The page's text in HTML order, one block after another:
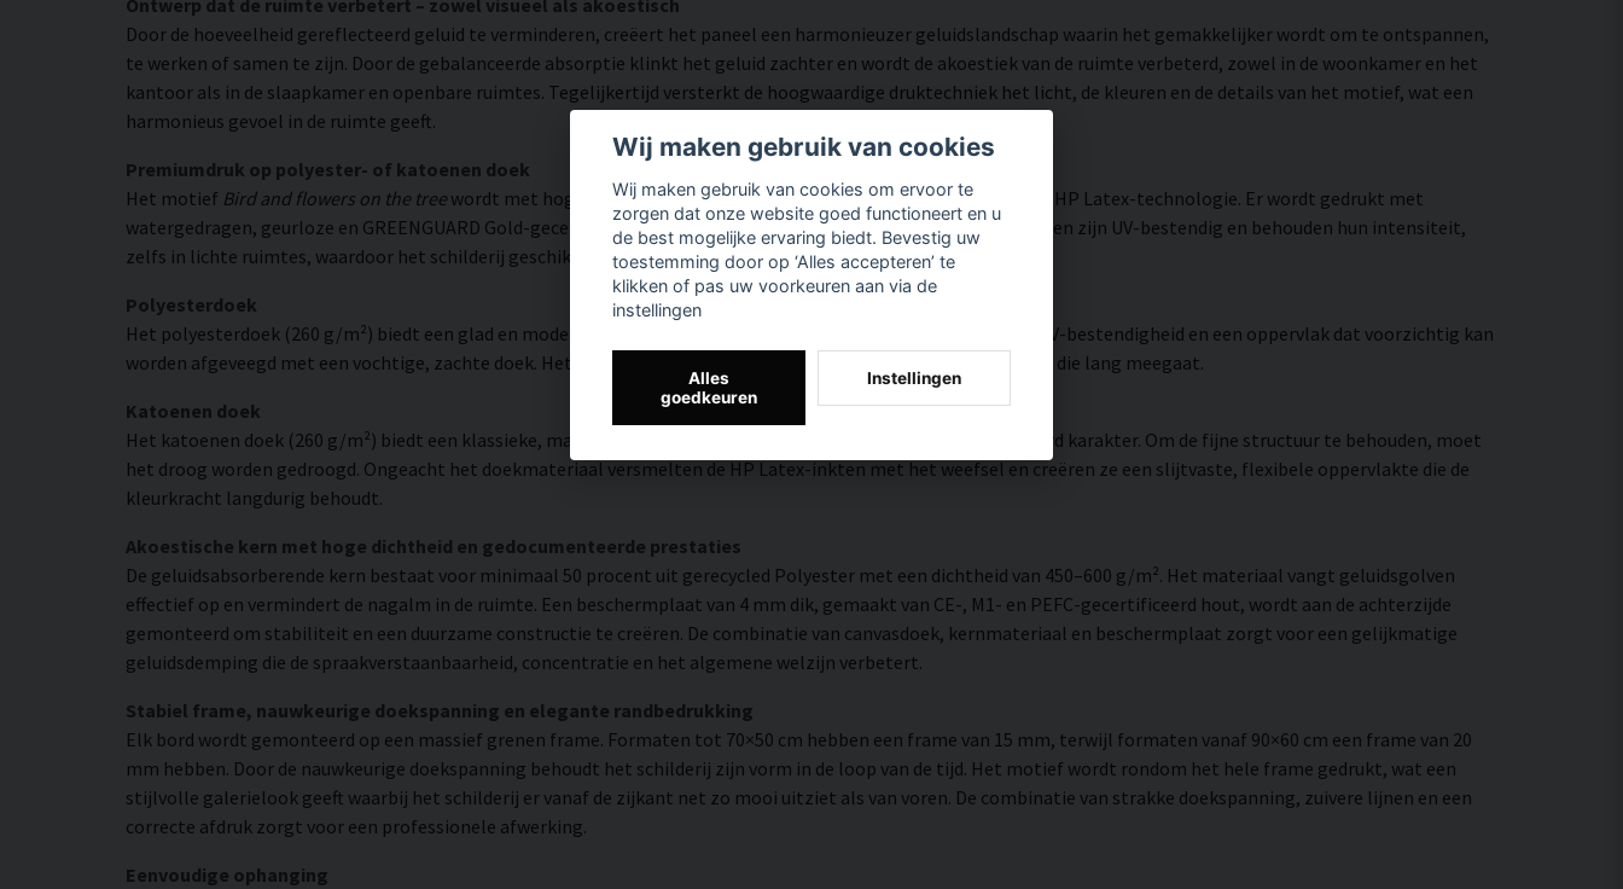
Door de hoeveelheid gereflecteerd geluid te verminderen, creëert het paneel een harmonieuzer geluidslandschap waarin het gemakkelijker wordt om te ontspannen,
te werken of samen te zijn. Door de gebalanceerde absorptie klinkt het geluid zachter en wordt de akoestiek van de ruimte verbeterd, zowel in de woonkamer en het
kantoor als in de slaapkamer en openbare ruimtes. Tegelijkertijd versterkt de hoogwaardige druktechniek het licht, de kleuren en de details van het motief, wat een
harmonieus gevoel in de ruimte geeft.
Premiumdruk op polyester- of katoenen doek
Het motief Bird and flowers on the tree wordt met hoge kleurnauwkeurigheid en veel detail weergegeven dankzij HP Latex-technologie. Er wordt gedrukt met
watergedragen, geurloze en GREENGUARD Gold-gecertificeerde inkt die een resolutie tot 300 DPI biedt. De kleuren zijn UV-bestendig en behouden hun intensiteit,
zelfs in lichte ruimtes, waardoor het schilderij geschikt is voor zowel thuis als in openbare ruimtes.
Polyesterdoek
Het polyesterdoek (260 g/m²) biedt een glad en modern oppervlak met hoge kleurnauwkeurigheid, zeer goede UV-bestendigheid en een oppervlak dat voorzichtig kan
worden afgeveegd met een vochtige, zachte doek. Het resultaat is een moderne, heldere en kleurrijke uitstraling die lang meegaat.
Katoenen doek
Het katoenen doek (260 g/m²) biedt een klassieke, matte textuur met natuurlijke warmte en een handgeschilderd karakter. Om de fijne structuur te behouden, moet
het droog worden gedroogd. Ongeacht het doekmateriaal versmelten de HP Latex-inkten met het weefsel en creëren ze een slijtvaste, flexibele oppervlakte die de
kleurkracht langdurig behoudt.
Akoestische kern met hoge dichtheid en gedocumenteerde prestaties
De geluidsabsorberende kern bestaat voor minimaal 50 procent uit gerecycled Polyester met een dichtheid van 450–600 g/m². Het materiaal vangt geluidsgolven
effectief op en vermindert de nagalm in de ruimte. Een beschermplaat van 4 mm dik, gemaakt van CE-, M1- en PEFC-gecertificeerd hout, wordt aan de achterzijde
gemonteerd om stabiliteit en een duurzame constructie te creëren. De combinatie van canvasdoek, kernmateriaal en beschermplaat zorgt voor een gelijkmatige
geluidsdemping die de spraakverstaanbaarheid, concentratie en het algemene welzijn verbetert.
Stabiel frame, nauwkeurige doekspanning en elegante randbedrukking
Elk bord wordt gemonteerd op een massief grenen frame. Formaten tot 70×50 cm hebben een frame van 15 mm, terwijl formaten vanaf 90×60 cm een frame van 20
mm hebben. Door de nauwkeurige doekspanning behoudt het schilderij zijn vorm in de loop van de tijd. Het motief wordt rondom het hele frame gedrukt, wat een
stijlvolle galerielook geeft waarbij het schilderij er vanaf de zijkant net zo mooi uitziet als van voren. De combinatie van strakke doekspanning, zuivere lijnen en een
correcte afdruk zorgt voor een professionele afwerking.
Eenvoudige ophanging
Wij maken gebruik van cookies
Wij maken gebruik van cookies om ervoor te
zorgen dat onze website goed functioneert en u
de best mogelijke ervaring biedt. Bevestig uw
toestemming door op ‘Alles accepteren’ te
klikken of pas uw voorkeuren aan via de
instellingen
Alles
goedkeuren
Instellingen